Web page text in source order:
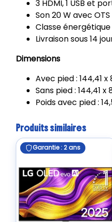
3 HDMI, 1 USB et
Son 20 W avec
Classe énergétique
Livraison sous 14
Dimensions
Avec pied : 144,41 x
Sans pied : 144,41 x
Poids avec pied :
Produits similaires
Garantie : 2 ans